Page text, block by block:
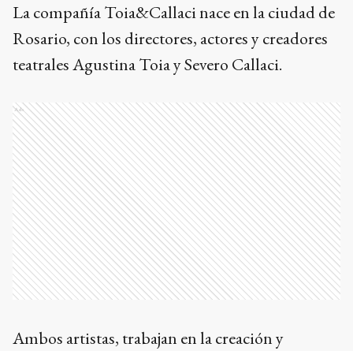
La compañía Toia&Callaci nace en la ciudad de
Rosario, con los directores, actores y creadores
teatrales Agustina Toia y Severo Callaci.
Ads
Ambos artistas, trabajan en la creación y